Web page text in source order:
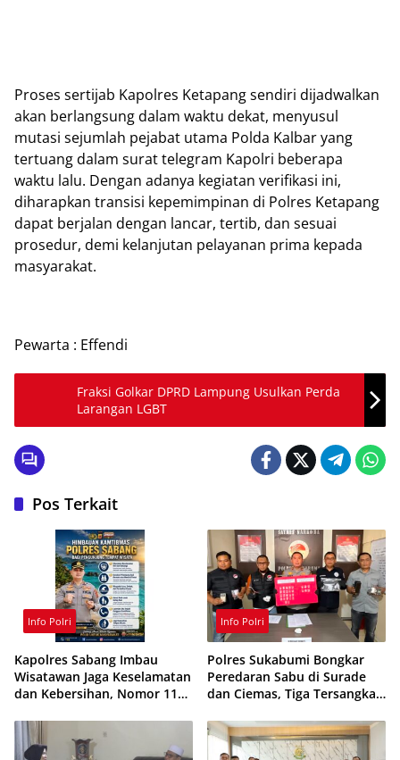
Proses sertijab Kapolres Ketapang sendiri dijadwalkan
akan berlangsung dalam waktu dekat, menyusul
mutasi sejumlah pejabat utama Polda Kalbar yang
tertuang dalam surat telegram Kapolri beberapa
waktu lalu. Dengan adanya kegiatan verifikasi ini,
diharapkan transisi kepemimpinan di Polres Ketapang
dapat berjalan dengan lancar, tertib, dan sesuai
prosedur, demi kelanjutan pelayanan prima kepada
masyarakat.
Pewarta : Effendi
Fraksi Golkar DPRD Lampung Usulkan Perda
Larangan LGBT
Pos Terkait
Info Polri
Kapolres Sabang Imbau
Wisatawan Jaga Keselamatan
dan Kebersihan, Nomor 110
Info Polri
Polres Sukabumi Bongkar
Peredaran Sabu di Surade
dan Ciemas, Tiga Tersangka